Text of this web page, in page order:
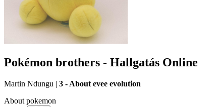
Pokémon brothers - Hallgatás Online
Martin Ndungu | 3 - About evee evolution
About pokemon